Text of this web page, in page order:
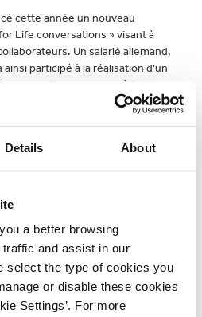
Details About
a better browsing
and assist in our
select the type of cookies you
or disable these cookies
Settings’. For more
cette année un nouveau
Life conversations » visant à
Un salarié allemand,
participé à la réalisation d’un
sa malheureuse expérience.
sites de Smurfit Kappa se sont
par un diététicien à Brignoles
(Deux-Sèvres)
à Reims (Marne)
à la consommation d’alcool en
à la Cellulose du Pin (Sud-